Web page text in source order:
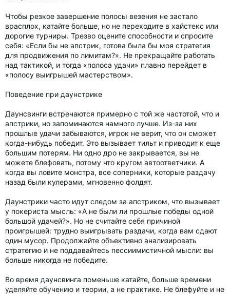
Чтобы резкое завершение полосы везения не застало
врасплох, катайте больше, но не переходите в хайстекс или
дорогие турниры. Трезво оцените способности и спросите
себя: «Если бы не апстрик, готова была бы моя стратегия
для продвижения по лимитам?». Не прекращайте работать
над тактикой, и тогда «полоса удачи» плавно перейдет в
«полосу выигрышей мастерством».
Поведение при даунстрике
Даунсвинги встречаются примерно с той же частотой, что и
апстрики, но запоминаются намного лучше. Из-за них
прошлые удачи забываются, игрок не верит, что он сможет
когда-нибудь победит. Это вызывает тильт и приводит к еще
большим потерям. Ни одно дро не закрывается, вы не
можете блефовать, потому что кругом автоответчики. А
когда вы ловите монстра, все соперники, которые раздачу
назад были кулерами, мгновенно фолдят.
Даунстрики часто идут следом за апстриком, что вызывает
у покериста мысль: «А не были ли прошлые победы одной
большой удачей?». Но не считайте себя причиной
проигрышей: трудно выигрывать раздачи, когда вам сдают
один мусор. Продолжайте объективно анализировать
стратегию и не поддавайтесь пессиимистичной мысли: вы
больше никогда не победите.
Во время даунсвинга поменьше катайте, больше времени
уделяйте обучению и теории, а не практике. Не блефуйте и не